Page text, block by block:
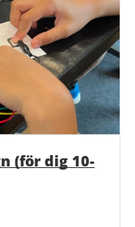
(för dig 10-